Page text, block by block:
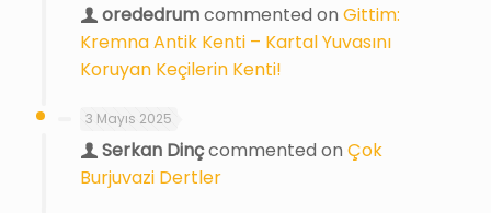
orededrumcommented on Gittim:
Kremna Antik Kenti – Kartal Yuvasını
Koruyan Keçilerin Kenti!
3 Mayıs 2025
Serkan Dinçcommented on Çok
Burjuvazi Dertler